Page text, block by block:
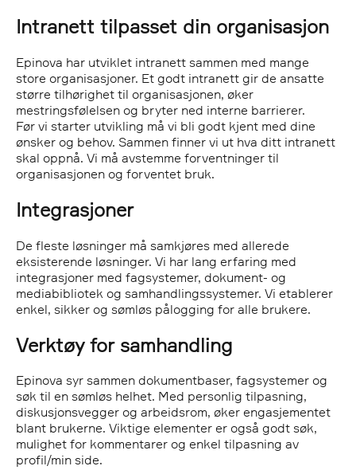
Intranett tilpasset din organisasjon
Epinova har utviklet intranett sammen med mange
store organisasjoner. Et godt intranett gir de ansatte
større tilhørighet til organisasjonen, øker
mestringsfølelsen og bryter ned interne barrierer.
Før vi starter utvikling må vi bli godt kjent med dine
ønsker og behov. Sammen finner vi ut hva ditt intranett
skal oppnå. Vi må avstemme forventninger til
organisasjonen og forventet bruk.
Integrasjoner
De fleste løsninger må samkjøres med allerede
eksisterende løsninger. Vi har lang erfaring med
integrasjoner med fagsystemer, dokument- og
mediabibliotek og samhandlingssystemer. Vi etablerer
enkel, sikker og sømløs pålogging for alle brukere.
Verktøy for samhandling
Epinova syr sammen dokumentbaser, fagsystemer og
søk til en sømløs helhet. Med personlig tilpasning,
diskusjonsvegger og arbeidsrom, øker engasjementet
blant brukerne. Viktige elementer er også godt søk,
mulighet for kommentarer og enkel tilpasning av
profil/min side.